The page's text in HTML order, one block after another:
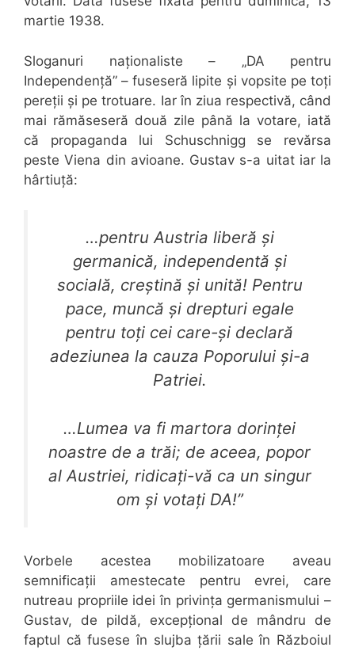
martie 1938.
Sloganuri naționaliste – „DA pentru
Independență” – fuseseră lipite și vopsite pe toți
pereții și pe trotuare. Iar în ziua respectivă, când
mai rămăseseră două zile până la votare, iată
că propaganda lui Schuschnigg se revărsa
peste Viena din avioane. Gustav s-a uitat iar la
hârtiuță:
…pentru Austria liberă și
germanică, independentă și
socială, creștină și unită! Pentru
pace, muncă și drepturi egale
pentru toți cei care-și declară
adeziunea la cauza Poporului și-a
Patriei.
…Lumea va fi martora dorinței
noastre de a trăi; de aceea, popor
al Austriei, ridicați-vă ca un singur
om și votați DA!”
Vorbele acestea mobilizatoare aveau
semnificații amestecate pentru evrei, care
nutreau propriile idei în privința germanismului –
Gustav, de pildă, excepțional de mândru de
faptul că fusese în slujba țării sale în Războiul